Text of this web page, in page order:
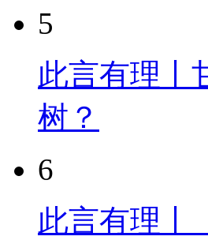
5
此言有理丨
树？
6
此言有理